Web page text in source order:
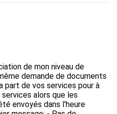
de mon niveau de
demande de documents
part de vos services pour à
alors que les
envoyés dans l'heure